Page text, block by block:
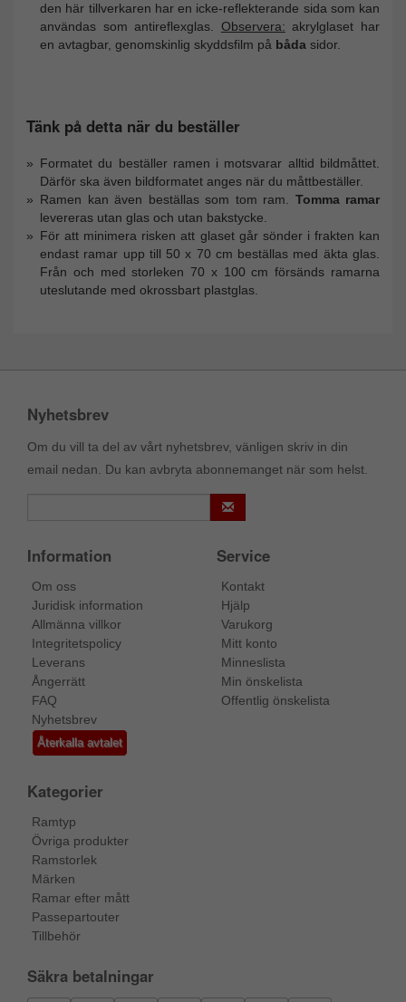
den här tillverkaren har en icke-reflekterande sida som kan
användas som antireflexglas. Observera: akrylglaset har
en avtagbar, genomskinlig skyddsfilm på båda sidor.
Tänk på detta när du beställer
Formatet du beställer ramen i motsvarar alltid bildmåttet.
Därför ska även bildformatet anges när du måttbeställer.
Ramen kan även beställas som tom ram. Tomma ramar
levereras utan glas och utan bakstycke.
För att minimera risken att glaset går sönder i frakten kan
endast ramar upp till 50 x 70 cm beställas med äkta glas.
Från och med storleken 70 x 100 cm försänds ramarna
uteslutande med okrossbart plastglas.
Nyhetsbrev
Om du vill ta del av vårt nyhetsbrev, vänligen skriv in din
email nedan. Du kan avbryta abonnemanget när som helst.
Information
Om oss
Juridisk information
Allmänna villkor
Integritetspolicy
Leverans
Ångerrätt
FAQ
Nyhetsbrev
Återkalla avtalet
Service
Kontakt
Hjälp
Varukorg
Mitt konto
Minneslista
Min önskelista
Offentlig önskelista
Kategorier
Ramtyp
Övriga produkter
Ramstorlek
Märken
Ramar efter mått
Passepartouter
Tillbehör
Säkra betalningar